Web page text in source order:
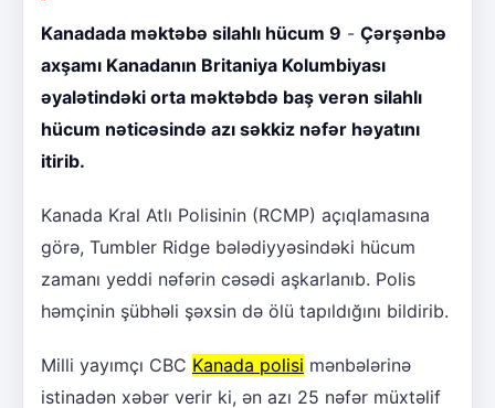
Kanadada məktəbə silahlı hücum 9 - Çərşənbə
axşamı Kanadanın Britaniya Kolumbiyası
əyalətindəki orta məktəbdə baş verən silahlı
hücum nəticəsində azı səkkiz nəfər həyatını
itirib.
Kanada Kral Atlı Polisinin (RCMP) açıqlamasına
görə, Tumbler Ridge bələdiyyəsindəki hücum
zamanı yeddi nəfərin cəsədi aşkarlanıb. Polis
həmçinin şübhəli şəxsin də ölü tapıldığını bildirib.
Milli yayımçı CBC Kanada polisi mənbələrinə
istinadən xəbər verir ki, ən azı 25 nəfər müxtəlif